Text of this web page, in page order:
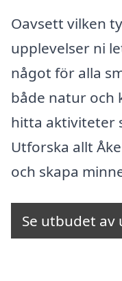
Oavsett vilken
upplevelser ni
något för alla
både natur och
hitta aktiviteter
Utforska allt
och skapa
Se utbudet av